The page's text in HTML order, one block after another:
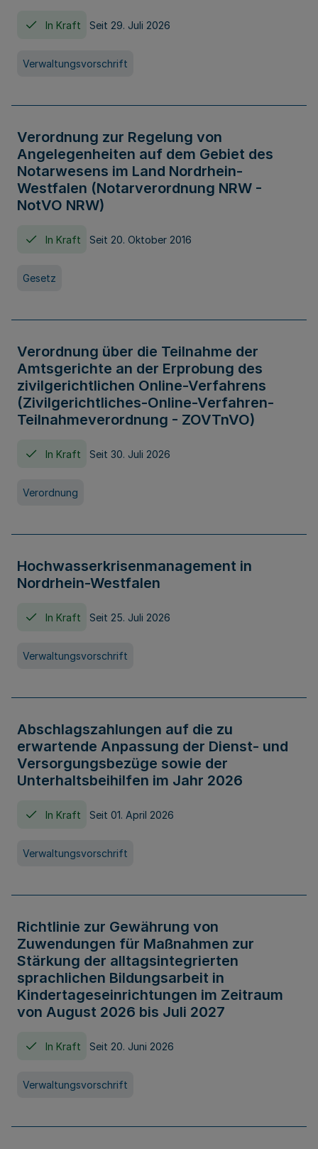
In Kraft Seit 29. Juli 2026
Verwaltungsvorschrift
Verordnung zur Regelung von
Angelegenheiten auf dem Gebiet des
Notarwesens im Land Nordrhein-
Westfalen (Notarverordnung NRW -
NotVO NRW)
In Kraft Seit 20. Oktober 2016
Gesetz
Verordnung über die Teilnahme der
Amtsgerichte an der Erprobung des
zivilgerichtlichen Online-Verfahrens
(Zivilgerichtliches-Online-Verfahren-
Teilnahmeverordnung - ZOVTnVO)
In Kraft Seit 30. Juli 2026
Verordnung
Hochwasserkrisenmanagement in
Nordrhein-Westfalen
In Kraft Seit 25. Juli 2026
Verwaltungsvorschrift
Abschlagszahlungen auf die zu
erwartende Anpassung der Dienst- und
Versorgungsbezüge sowie der
Unterhaltsbeihilfen im Jahr 2026
In Kraft Seit 01. April 2026
Verwaltungsvorschrift
Richtlinie zur Gewährung von
Zuwendungen für Maßnahmen zur
Stärkung der alltagsintegrierten
sprachlichen Bildungsarbeit in
Kindertageseinrichtungen im Zeitraum
von August 2026 bis Juli 2027
In Kraft Seit 20. Juni 2026
Verwaltungsvorschrift